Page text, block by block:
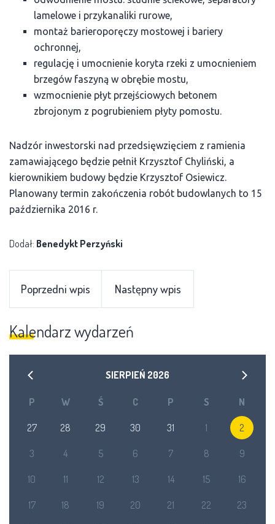
lamelowe i przykanaliki rurowe,
montaż barieroporęczy mostowej i bariery
ochronnej,
regulację i umocnienie koryta rzeki z umocnieniem
brzegów faszyną w obrębie mostu,
wzmocnienie płyt przejściowych betonem
zbrojonym z pogrubieniem płyty pomostu.
Nadzór inwestorski nad przedsięwzięciem z ramienia
zamawiającego będzie pełnił Krzysztof Chyliński, a
kierownikiem budowy będzie Krzysztof Osiewicz.
Planowany termin zakończenia robót budowlanych to 15
października 2016 r.
Dodał: Benedykt Perzyński
Poprzedni wpis Następny wpis
Kalendarz wydarzeń
SIERPIEŃ 2026
P W Ś C P S N
27 28 29 30 31 1 2
3 4 5 6 7 8 9
10 11 12 13 14 15 16
17 18 19 20 21 22 23